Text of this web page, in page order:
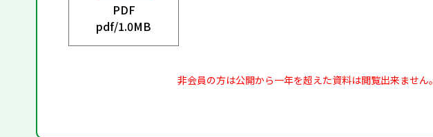
PDF
pdf/1.0MB
非会員の方は公開から一年を超えた資料は閲覧出来ません。